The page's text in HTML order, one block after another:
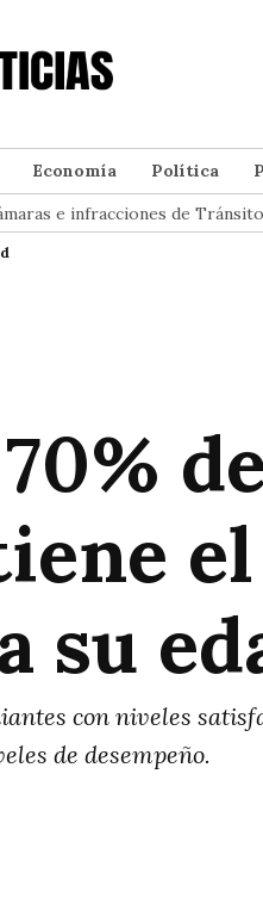
Economía Política
e infracciones de
su
con niveles
de desempeño.